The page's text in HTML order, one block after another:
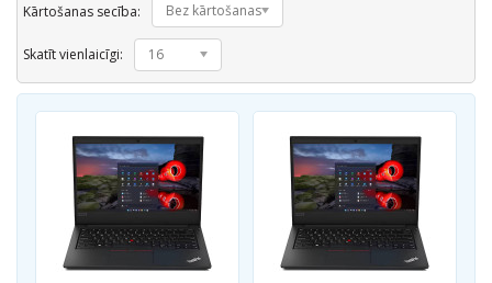
Kārtošanas secība: Bez kārtošanas
Skatīt vienlaicīgi: 16